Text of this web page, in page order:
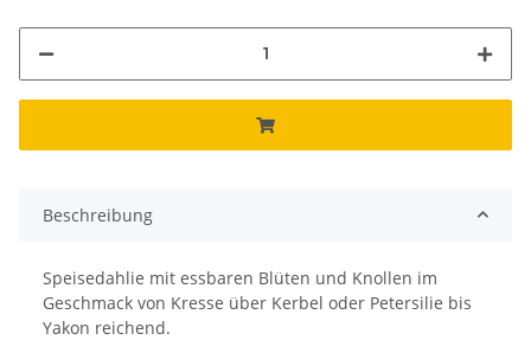
Beschreibung
Speisedahlie mit essbaren Blüten und Knollen im
Geschmack von Kresse über Kerbel oder Petersilie bis
Yakon reichend.